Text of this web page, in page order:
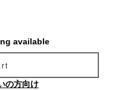
available
の方向け